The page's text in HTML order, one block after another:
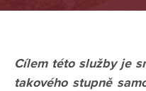
Cílem této služby je
takového stupně